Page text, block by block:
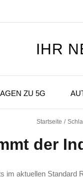
IHR
ZU 5G
Startseite
der
im aktuellen Standard